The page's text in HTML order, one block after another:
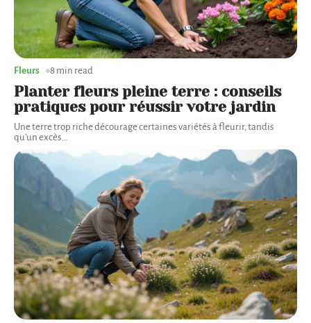
Planter fleurs pleine terre : conseils
pratiques pour réussir votre jardin
Une terre trop riche décourage certaines variétés à fleurir, tandis
qu'un excès…
Fleurs 8 min read